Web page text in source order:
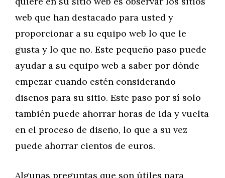
web que han destacado para usted y
proporcionar a su equipo web lo que le
gusta y lo que no. Este pequeño paso puede
ayudar a su equipo web a saber por dónde
empezar cuando estén considerando
diseños para su sitio. Este paso por sí solo
también puede ahorrar horas de ida y vuelta
en el proceso de diseño, lo que a su vez
puede ahorrar cientos de euros.
Algunas preguntas que son útiles para